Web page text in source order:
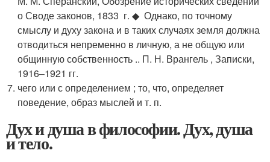
о Своде законов, 1833 г. ◆ Однако, по точному
смыслу и духу закона и в таких случаях земля должна
отводиться непременно в личную, а не общую или
общинную собственность .. П. Н. Врангель , Записки,
1916–1921 гг.
чего или с определением ; то, что, определяет
поведение, образ мыслей и т. п.
Дух и душа в философии. Дух, душа
и тело.